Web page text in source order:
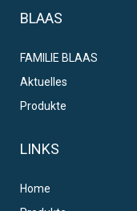
BLAAS
FAMILIE BLAAS
Aktuelles
Produkte
LINKS
Home